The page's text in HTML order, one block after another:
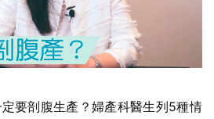
要剖腹生產？婦產科醫生列5種情